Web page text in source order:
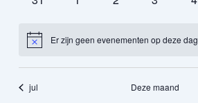
BerichtEr zijn geen evenementen op deze
jul Deze maand